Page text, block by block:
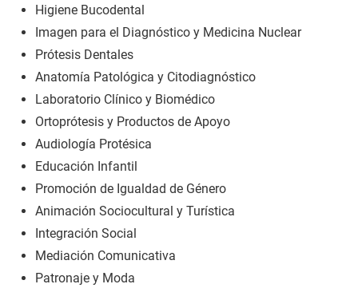
Higiene Bucodental
Imagen para el Diagnóstico y Medicina Nuclear
Prótesis Dentales
Anatomía Patológica y Citodiagnóstico
Laboratorio Clínico y Biomédico
Ortoprótesis y Productos de Apoyo
Audiología Protésica
Educación Infantil
Promoción de Igualdad de Género
Animación Sociocultural y Turística
Integración Social
Mediación Comunicativa
Patronaje y Moda